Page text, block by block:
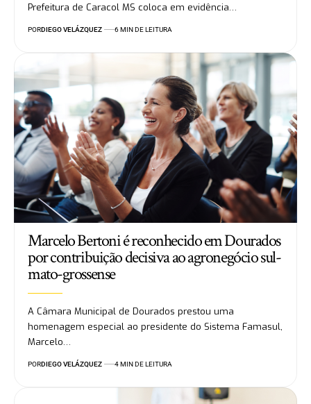
Prefeitura de Caracol MS coloca em evidência…
PORDIEGO VELÁZQUEZ 6 MIN DE LEITURA
Marcelo Bertoni é reconhecido em Dourados
por contribuição decisiva ao agronegócio sul-
mato-grossense
A Câmara Municipal de Dourados prestou uma
homenagem especial ao presidente do Sistema Famasul,
Marcelo…
PORDIEGO VELÁZQUEZ 4 MIN DE LEITURA